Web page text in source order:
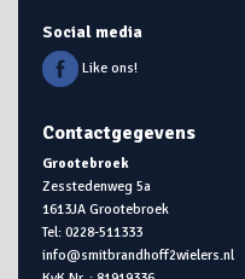
Social media
Like ons!
Contactgegevens
Grootebroek
Zesstedenweg 5a
1613JA Grootebroek
Tel: 0228-511333
info@smitbrandhoff2wielers.nl